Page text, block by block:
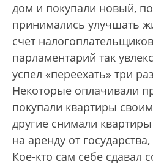
дом и покупали новый,
принимались улучшать
счет
парламентарий так
успел «переехать» три
Некоторые оплачивали
покупали квартиры
другие снимали
на аренду от
Кое-кто сам себе сдавал